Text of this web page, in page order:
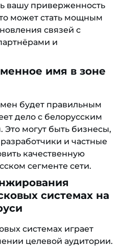
вашу приверженность
может стать мощным
связей с
и
имя в зоне
будет правильным
дело с белорусским
могут быть бизнесы,
и частные
качественную
сегменте сети.
системах на
системах играет
целевой аудитории.